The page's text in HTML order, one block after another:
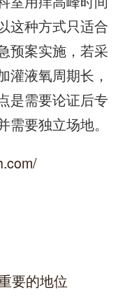
这种方式只适合
预案实施，若采
灌液氧周期长，
是需要论证后专
要独立场地。
要的地位